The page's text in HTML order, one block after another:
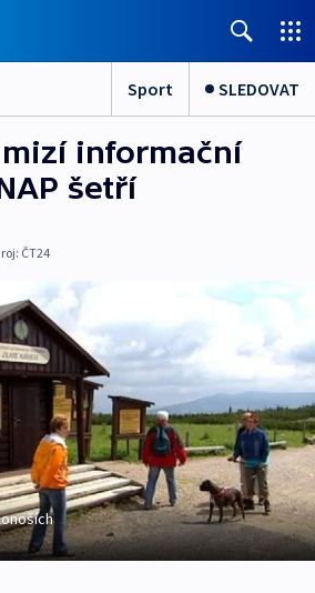
Sport SLEDOVAT
informační
šetří
ČT24